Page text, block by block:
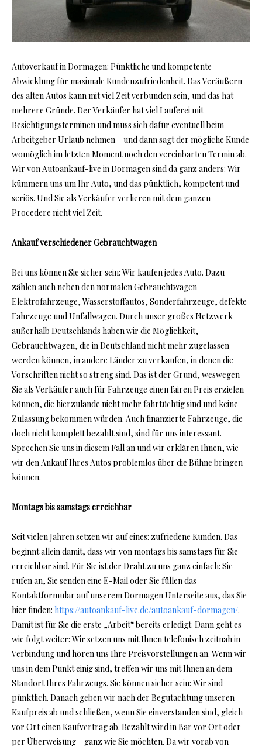
Autoverkauf in Dormagen: Pünktliche und kompetente
Abwicklung für maximale Kundenzufriedenheit. Das Veräußern
des alten Autos kann mit viel Zeit verbunden sein, und das hat
mehrere Gründe. Der Verkäufer hat viel Lauferei mit
Besichtigungsterminen und muss sich dafür eventuell beim
Arbeitgeber Urlaub nehmen – und dann sagt der mögliche Kunde
womöglich im letzten Moment noch den vereinbarten Termin ab.
Wir von Autoankauf-live in Dormagen sind da ganz anders: Wir
kümmern uns um Ihr Auto, und das pünktlich, kompetent und
seriös. Und Sie als Verkäufer verlieren mit dem ganzen
Procedere nicht viel Zeit.
Ankauf verschiedener Gebrauchtwagen
Bei uns können Sie sicher sein: Wir kaufen jedes Auto. Dazu
zählen auch neben den normalen Gebrauchtwagen
Elektrofahrzeuge, Wasserstoffautos, Sonderfahrzeuge, defekte
Fahrzeuge und Unfallwagen. Durch unser großes Netzwerk
außerhalb Deutschlands haben wir die Möglichkeit,
Gebrauchtwagen, die in Deutschland nicht mehr zugelassen
werden können, in andere Länder zu verkaufen, in denen die
Vorschriften nicht so streng sind. Das ist der Grund, weswegen
Sie als Verkäufer auch für Fahrzeuge einen fairen Preis erzielen
können, die hierzulande nicht mehr fahrtüchtig sind und keine
Zulassung bekommen würden. Auch finanzierte Fahrzeuge, die
doch nicht komplett bezahlt sind, sind für uns interessant.
Sprechen Sie uns in diesem Fall an und wir erklären Ihnen, wie
wir den Ankauf Ihres Autos problemlos über die Bühne bringen
können.
Montags bis samstags erreichbar
Seit vielen Jahren setzen wir auf eines: zufriedene Kunden. Das
beginnt allein damit, dass wir von montags bis samstags für Sie
erreichbar sind. Für Sie ist der Draht zu uns ganz einfach: Sie
rufen an, Sie senden eine E-Mail oder Sie füllen das
Kontaktformular auf unserem Dormagen Unterseite aus, das Sie
hier finden: https://autoankauf-live.de/autoankauf-dormagen/.
Damit ist für Sie die erste „Arbeit“ bereits erledigt. Dann geht es
wie folgt weiter: Wir setzen uns mit Ihnen telefonisch zeitnah in
Verbindung und hören uns Ihre Preisvorstellungen an. Wenn wir
uns in dem Punkt einig sind, treffen wir uns mit Ihnen an dem
Standort Ihres Fahrzeugs. Sie können sicher sein: Wir sind
pünktlich. Danach geben wir nach der Begutachtung unseren
Kaufpreis ab und schließen, wenn Sie einverstanden sind, gleich
vor Ort einen Kaufvertrag ab. Bezahlt wird in Bar vor Ort oder
per Überweisung – ganz wie Sie möchten. Da wir vorab von